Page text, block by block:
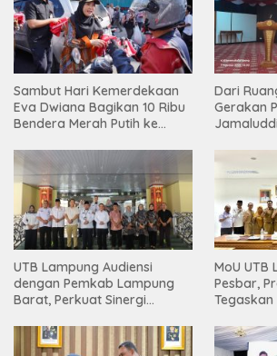
Sambut Hari Kemerdekaan
Eva Dwiana Bagikan 10 Ribu
Bendera Merah Putih ke
Dari
Gerakan
UTB Lampung Audiensi
dengan Pemkab Lampung
Barat, Perkuat Sinergi
Tinggi
MoU UTB
Pesbar,
Tegaskan